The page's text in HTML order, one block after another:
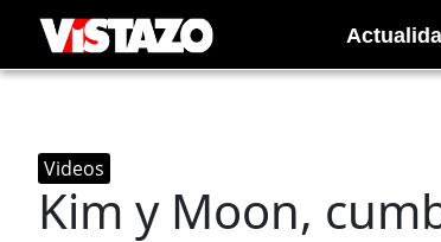
Videos
Kim y Moon,